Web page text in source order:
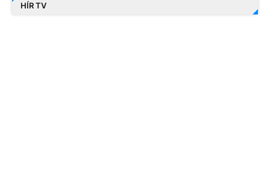
HÍR TV